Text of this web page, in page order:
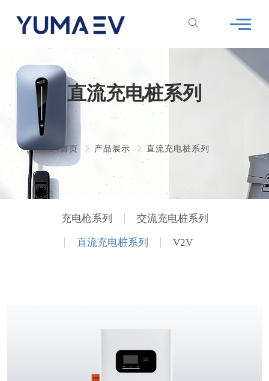
直流充电桩系列
首页 产品展示 直流充电桩系列
充电枪系列 交流充电桩系列
直流充电桩系列 V2V